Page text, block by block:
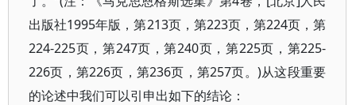
出版社1995年版，第213页，第223页，第224页，第
224-225页，第247页，第240页，第225页，第225-
226页，第226页，第236页，第257页。)从这段重要
的论述中我们可以引申出如下的结论：